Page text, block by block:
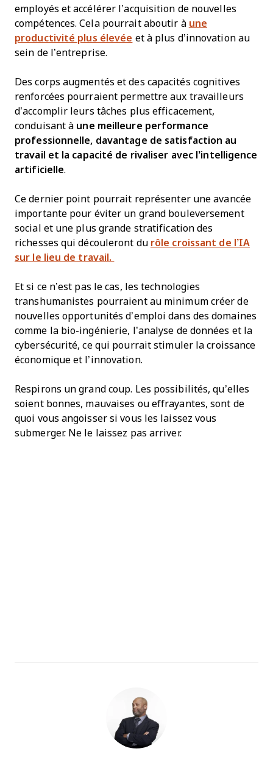
employés et accélérer l’acquisition de nouvelles
compétences. Cela pourrait aboutir à une
productivité plus élevée et à plus d’innovation au
sein de l’entreprise.
Des corps augmentés et des capacités cognitives
renforcées pourraient permettre aux travailleurs
d’accomplir leurs tâches plus efficacement,
conduisant à une meilleure performance
professionnelle, davantage de satisfaction au
travail et la capacité de rivaliser avec l’intelligence
artificielle.
Ce dernier point pourrait représenter une avancée
importante pour éviter un grand bouleversement
social et une plus grande stratification des
richesses qui découleront du rôle croissant de l’IA
sur le lieu de travail.
Et si ce n’est pas le cas, les technologies
transhumanistes pourraient au minimum créer de
nouvelles opportunités d’emploi dans des domaines
comme la bio-ingénierie, l’analyse de données et la
cybersécurité, ce qui pourrait stimuler la croissance
économique et l’innovation.
Respirons un grand coup. Les possibilités, qu’elles
soient bonnes, mauvaises ou effrayantes, sont de
quoi vous angoisser si vous les laissez vous
submerger. Ne le laissez pas arriver.